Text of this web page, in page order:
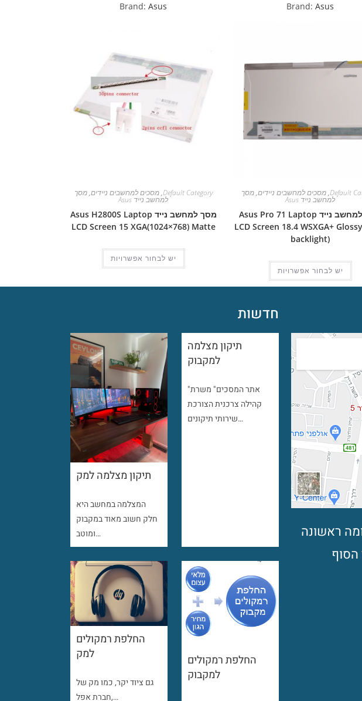
Brand: Asus
Default
,מסכים למחשבים ניידים,מסך
למחשב נייד Asus
מסך למחשב נייד Asus Pro 71 Laptop
LCD Screen 18.4 WSXGA+
backlight)
יש לבחור אפשרויות
Brand: Asus
Default Category
,מסכים למחשבים ניידים,מסך
למחשב נייד Asus
מסך למחשב נייד Asus H2800S Laptop
LCD Screen 15 XGA(1024×768) Matte
יש לבחור אפשרויות
מוטה גור 5 קומה ראשונה
חדשות
תיקון מצלמה למק
המצלמה במחשב היא
חלק חשוב מאוד במקבוק
ומוטב…
תיקון מצלמה
למקבוק
"אתר המסכים" משרת
קהילה צרכנית הצורכת
שירותי תיקונים…
החלפת רמקולים
למק
גם ציוד יקר, כמו מק של
חברת אפל,…
החלפת רמקולים
למקבוק